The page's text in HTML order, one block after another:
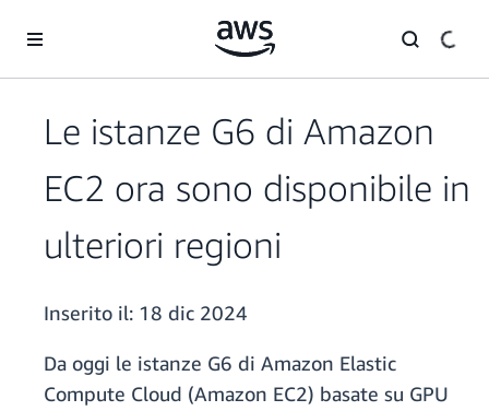
Le istanze G6 di Amazon
EC2 ora sono disponibile in
ulteriori regioni
Inserito il: 18 dic 2024
Da oggi le istanze G6 di Amazon Elastic
Compute Cloud (Amazon EC2) basate su GPU